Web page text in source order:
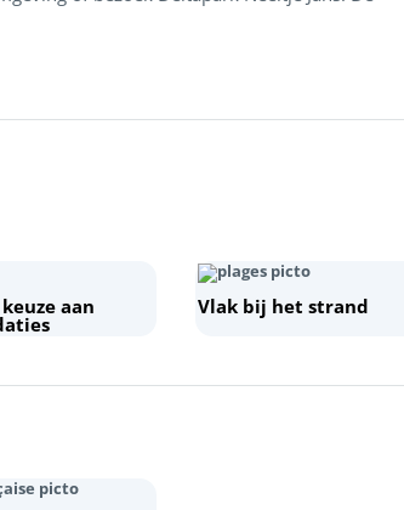
aan Vlak bij het strand